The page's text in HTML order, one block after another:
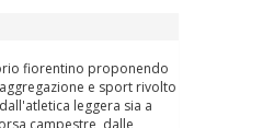
specificità"
fiorentino proponendo
e sport rivolto
leggera sia a
campestre, dalle